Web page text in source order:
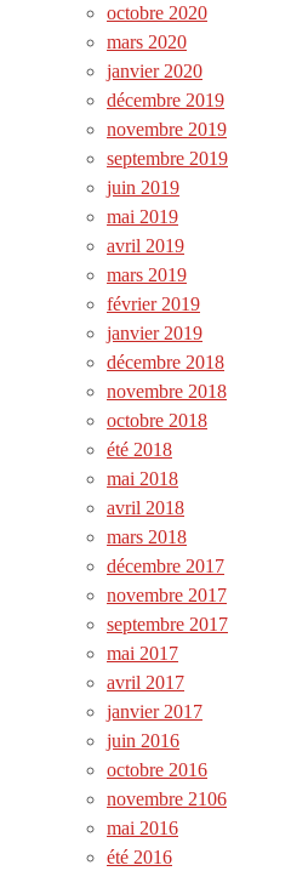
octobre 2020
mars 2020
janvier 2020
décembre 2019
novembre 2019
septembre 2019
juin 2019
mai 2019
avril 2019
mars 2019
février 2019
janvier 2019
décembre 2018
novembre 2018
octobre 2018
été 2018
mai 2018
avril 2018
mars 2018
décembre 2017
novembre 2017
septembre 2017
mai 2017
avril 2017
janvier 2017
juin 2016
octobre 2016
novembre 2106
mai 2016
été 2016